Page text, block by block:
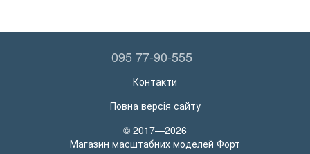
095 77-90-555
Контакти
Повна версія сайту
© 2017—2026
Магазин масштабних моделей Форт